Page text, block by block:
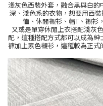
淺灰色西裝外套，融合黑與白
深、淺色系的衣物，想要用西
恤、休閒襯衫、帽T、襯衫
又或是單穿休閒上衣搭配淺灰
配，這種搭配方式都可以成為
褲加上素色襯衫，這種較為正